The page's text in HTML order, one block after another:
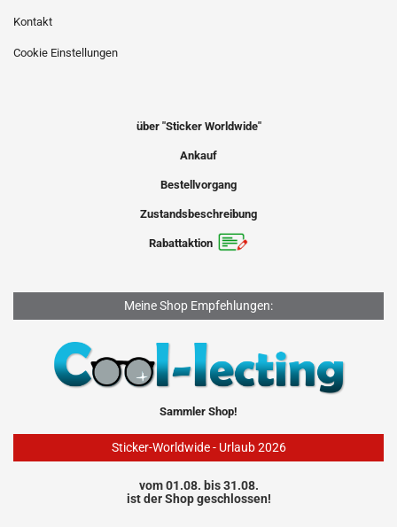
Kontakt
Cookie Einstellungen
über "Sticker Worldwide"
Ankauf
Bestellvorgang
Zustandsbeschreibung
Rabattaktion
Meine Shop Empfehlungen:
Sammler Shop!
Sticker-Worldwide - Urlaub 2026
vom 01.08. bis 31.08.
ist der Shop geschlossen!